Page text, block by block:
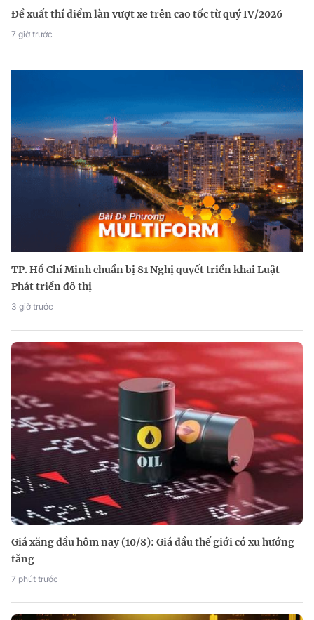
Đề xuất thí điểm làn vượt xe trên cao tốc từ quý IV/2026
7 giờ trước
TP. Hồ Chí Minh chuẩn bị 81 Nghị quyết triển khai Luật
Phát triển đô thị
3 giờ trước
Giá xăng dầu hôm nay (10/8): Giá dầu thế giới có xu hướng
tăng
7 phút trước